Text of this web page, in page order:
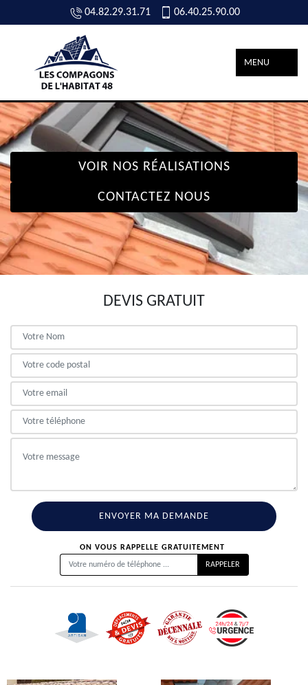
04.82.29.31.71 06.40.25.90.00
MENU
VOIR NOS RÉALISATIONS
CONTACTEZ NOUS
DEVIS GRATUIT
ON VOUS RAPPELLE GRATUITEMENT